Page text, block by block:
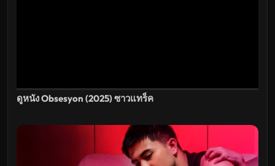
ดูหนัง Obsesyon (2025) ซาวแทร็ค